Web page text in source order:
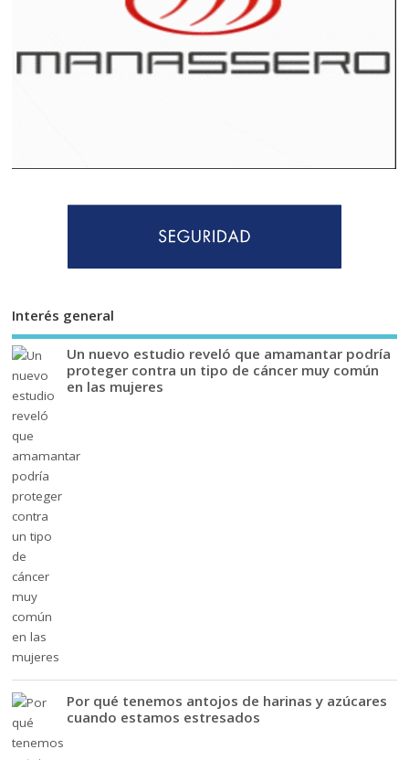
Interés general
Un nuevo estudio reveló que amamantar podría
proteger contra un tipo de cáncer muy común
en las mujeres
Por qué tenemos antojos de harinas y azúcares
cuando estamos estresados